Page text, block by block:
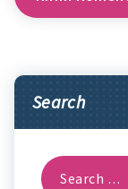
Search
Search
for: